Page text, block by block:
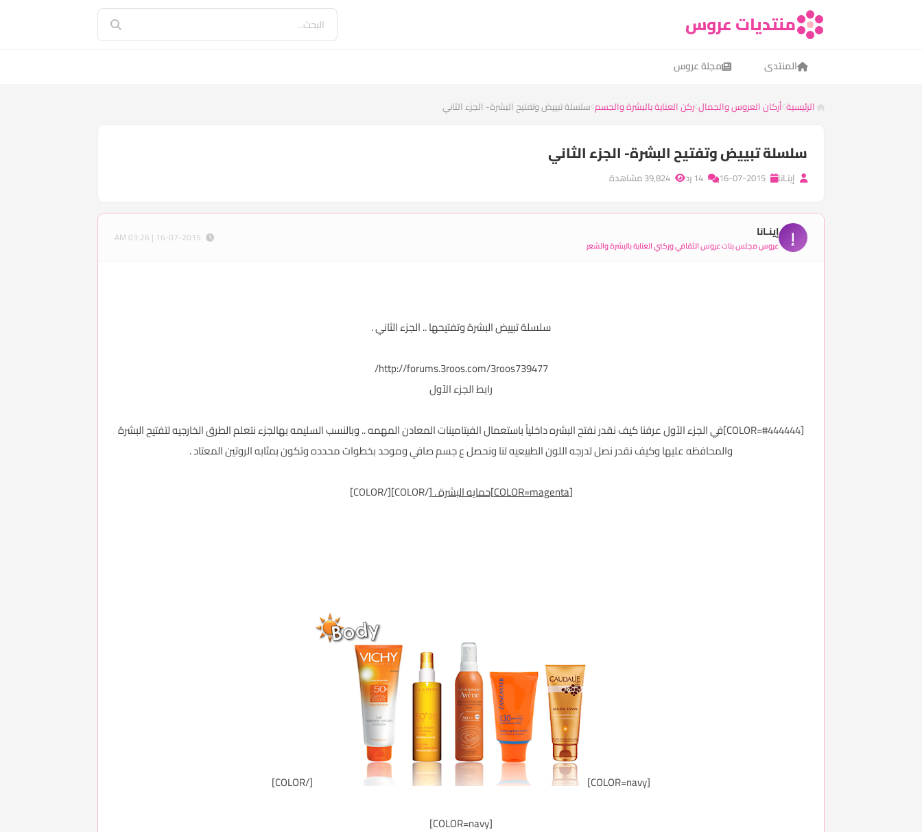
منتديات عروس
المنتدى مجلة عروس
الرئيسية أركان العروس والجمال ركن العناية بالبشرة والجسم سلسلة تبييض وتفتيح البشرة- الجزء الثاني
سلسلة تبييض وتفتيح البشرة- الجزء الثاني
إينـانا
إ إينـانا
عروس مجلس بنات عروس الثقافي وركني العناية بالبشرة والشعر
سلسلة تبييض البشرة وتفتيحها .. الجزء الثاني .
http://forums.3roos.com/3roos739477/
رابط الجزء الآول
[COLOR=#444444]في الجزء الآول عرفنا كيف نقدر نفتح البشره داخلياً باستعمال الفيتامينات المعادن المهمه .. وبالنسب السليمه بهالجزء نتعلم الطرق الخارجيه لتفتيح البشرة
والمحافظه عليها وكيف نقدر نصل لدرجه اللون الطبيعيه لنا ونحصل ع جسم صافي وموحد بخطوات محدده وتكون بمثابه الروتين المعتاد .
[COLOR=magenta]حمايه البشرة . [/COLOR][/COLOR]
[COLOR=navy]
[/COLOR]
[COLOR=navy]